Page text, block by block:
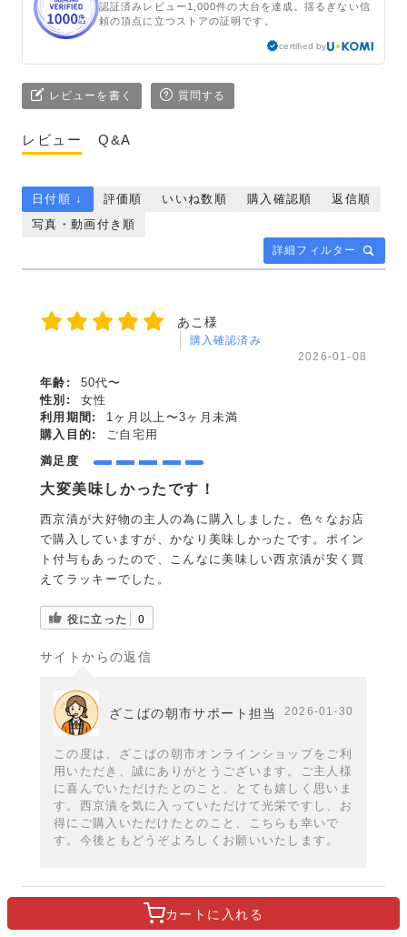
カートに 入れる
認証済みレビュー1,000件の大台を達成。揺るぎない信
頼の頂点に立つストアの証明です。
certified by
レビューを書く 質問する
レビュー Q&A
詳細フィルター
日付順 ↓ 評価順 いいね数順 購入確認順
返信順
写真・動画付き順
あこ様
購入確認済み
2026-01-08
年齢:
50代〜
性別:
女性
利用期間:
1ヶ月以上〜3ヶ月未満
購入目的:
ご自宅用
満足度
大変美味しかったです！
西京漬が大好物の主人の為に購入しました。色々なお店
で購入していますが、かなり美味しかったです。ポイン
ト付与もあったので、こんなに美味しい西京漬が安く買
えてラッキーでした。
役に立った 0
サイトからの返信
ざこばの朝市サポート担当 2026-01-30
この度は、ざこばの朝市オンラインショップをご利
用いただき、誠にありがとうございます。ご主人様
に喜んでいただけたとのこと、とても嬉しく思いま
す。西京漬を気に入っていただけて光栄ですし、お
得にご購入いただけたとのこと、こちらも幸いで
す。今後ともどうぞよろしくお願いいたします。